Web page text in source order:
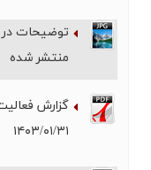
توضیحات
منتشر شده
۱۴۰۳/۰۱/۳۱